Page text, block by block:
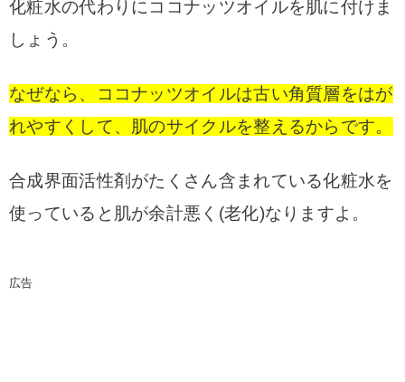
化粧水の代わりにココナッツオイルを肌に付けま
しょう。
なぜなら、ココナッツオイルは古い角質層をはが
れやすくして、肌のサイクルを整えるからです。
合成界面活性剤がたくさん含まれている化粧水を
使っていると肌が余計悪く(老化)なりますよ。
広告